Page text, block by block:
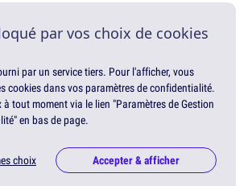
par vos choix de cookies
par un service tiers. Pour l'afficher, vous
cookies dans vos paramètres de confidentialité.
à tout moment via le lien "Paramètres de Gestion
en bas de page.
choix Accepter & afficher